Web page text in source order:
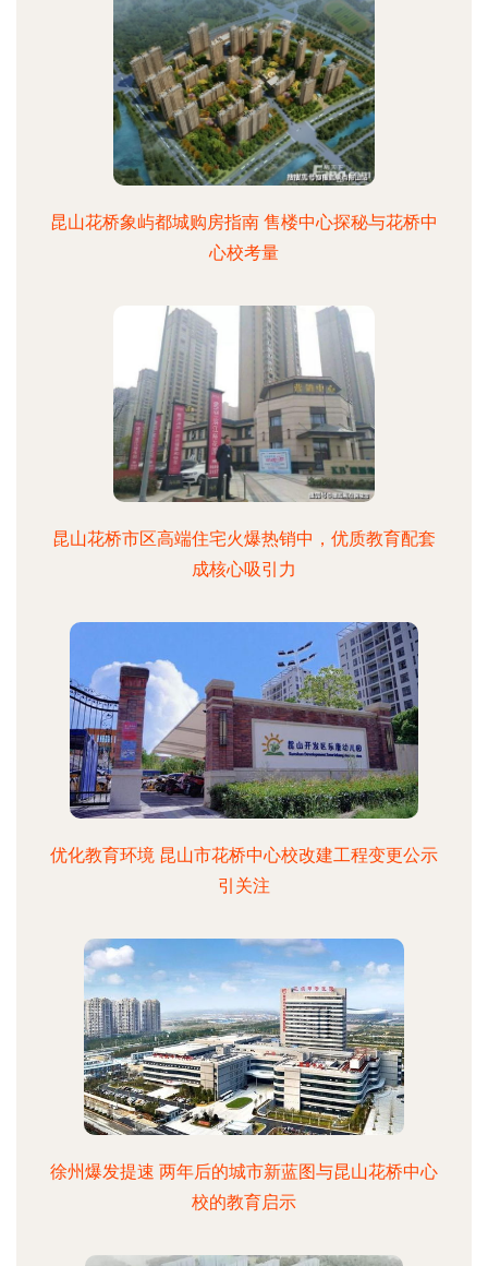
昆山花桥象屿都城购房指南 售楼中心探秘与花桥中
心校考量
昆山花桥市区高端住宅火爆热销中，优质教育配套
成核心吸引力
优化教育环境 昆山市花桥中心校改建工程变更公示
引关注
徐州爆发提速 两年后的城市新蓝图与昆山花桥中心
校的教育启示